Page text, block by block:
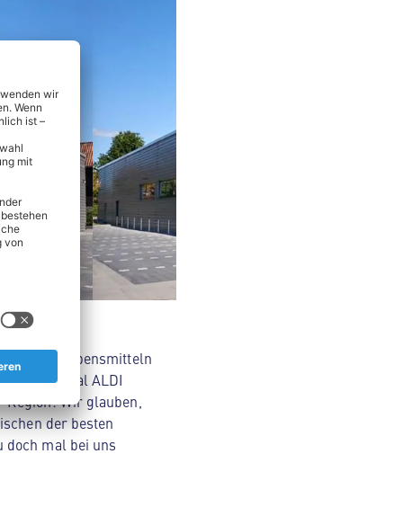
- von Lebensmitteln
Original ALDI
Wir glauben,
der besten
doch mal bei uns